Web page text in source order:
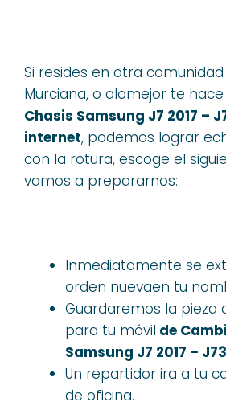
Si resides en otra
Murciana, o alomejor te
Chasis Samsung J7 2017 –
internet, podemos lograr
con la rotura, escoge el
vamos a prepararnos:
Inmediatamente se
orden nuevaen tu
Guardaremos la pieza
para tu móvil de
Samsung J7 2017 –
Un repartidor ira a tu
de oficina.